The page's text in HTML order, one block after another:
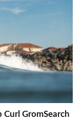
GromSearch